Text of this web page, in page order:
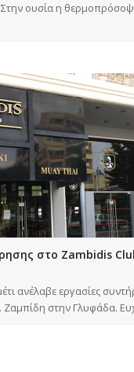
Στην ουσία η
στο Zambidis
ανέλαβε εργασίες
Ζαμπίδη στην Γλυφάδα.